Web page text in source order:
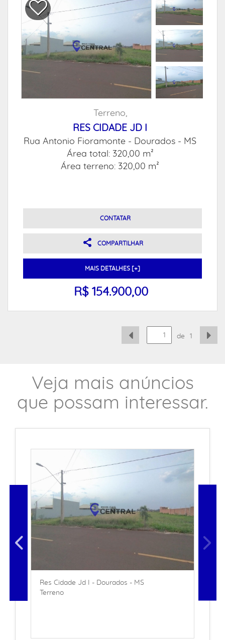
Terreno,
RES CIDADE JD I
Rua Antonio Fioramonte - Dourados - MS
Área total: 320,00 m²
Área terreno: 320,00 m²
CONTATAR
COMPARTILHAR
MAIS DETALHES [+]
R$ 154.900,00
de 1
Veja mais anúncios
que possam interessar.
Res Cidade Jd I - Dourados - MS
Terreno